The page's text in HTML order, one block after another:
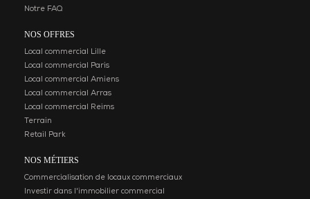
À LOUER - LOCAUX
À LOUER – LOCAUX
COMMERCIAUX RETAIL PARK
VIRY NOUREUIL
259 m2
Disponibilité : Nous consulter
Notre FAQ
NOS OFFRES
Local commercial Lille
Local commercial Paris
Local commercial Amiens
Local commercial Arras
Local commercial Reims
Terrain
Retail Park
NOS MÉTIERS
Commercialisation de locaux commerciaux
Investir dans l'immobilier commercial